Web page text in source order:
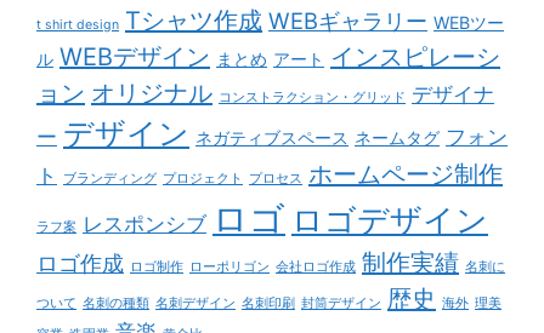
t shirt design Tシャツ作成 WEBギャラリー WEBツー
ル WEBデザイン まとめ アート インスピレーシ
ョン オリジナル コンストラクション・グリッド デザイナ
ー デザイン ネガティブスペース ネームタグ フォン
ト
ブランディング プロジェクト プロセス ホームページ制作
ラフ案 レスポンシブ ロゴ ロゴデザイン
ロゴ作成 ロゴ制作 ローポリゴン 会社ロゴ作成 制作実績 名刺に
ついて 名刺の種類 名刺デザイン 名刺印刷 封筒デザイン 歴史 海外 理美